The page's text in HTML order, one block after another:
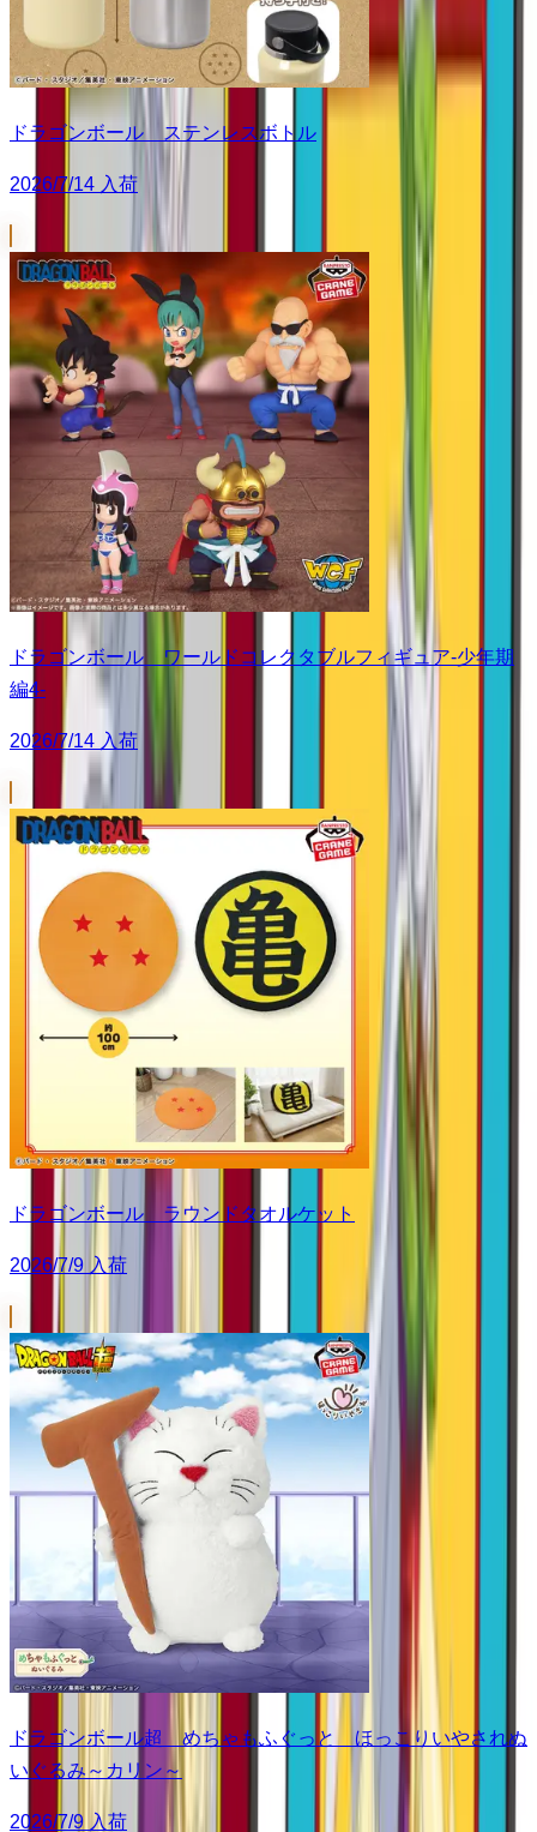
ドラゴンボール ステンレスボトル
2026/7/14 入荷
ドラゴンボール ワールドコレクタブルフィギュア-少年期
編4-
2026/7/14 入荷
ドラゴンボール ラウンドタオルケット
2026/7/9 入荷
ドラゴンボール超 めちゃもふぐっと ほっこりいやされぬ
いぐるみ～カリン～
2026/7/9 入荷